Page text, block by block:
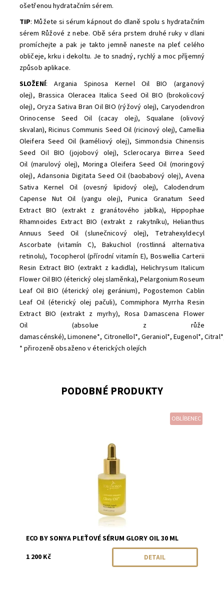
ošetřenou hydratačním sérem.
TIP: Můžete si sérum kápnout do dlaně spolu s hydratačním
sérem Růžové z nebe. Obě séra prstem druhé ruky v dlani
promíchejte a pak je takto jemně naneste na pleť celého
obličeje, krku i dekoltu. Je to snadný, rychlý a moc příjemný
způsob aplikace.
SLOŽENÍ: Argania Spinosa Kernel Oil BIO (arganový
olej), Brassica Oleracea Italica Seed Oil BIO (brokolicový
olej), Oryza Sativa Bran Oil BIO (rýžový olej), Caryodendron
Orinocense Seed Oil (cacay olej), Squalane (olivový
skvalan), Ricinus Communis Seed Oil (ricinový olej), Camellia
Oleifera Seed Oil (kaméliový olej), Simmondsia Chinensis
Seed Oil BIO (jojobový olej), Sclerocarya Birrea Seed
Oil (marulový olej), Moringa Oleifera Seed Oil (moringový
olej), Adansonia Digitata Seed Oil (baobabový olej), Avena
Sativa Kernel Oil (ovesný lipidový olej), Calodendrum
Capense Nut Oil (yangu olej), Punica Granatum Seed
Extract BIO (extrakt z granátového jablka), Hippophae
Rhamnoides Extract BIO (extrakt z rakytníku), Helianthus
Annuus Seed Oil (slunečnicový olej), Tetrahexyldecyl
Ascorbate (vitamín C), Bakuchiol (rostlinná alternativa
retinolu), Tocopherol (přírodní vitamín E), Boswellia Carterii
Resin Extract BIO (extrakt z kadidla), Helichrysum Italicum
Flower Oil BIO (éterický olej slaměnka), Pelargonium Roseum
Leaf Oil BIO (éterický olej geránium), Pogostemon Cablin
Leaf Oil (éterický olej pačuli), Commiphora Myrrha Resin
Extract BIO (extrakt z myrhy), Rosa Damascena Flower
Oil (absolue z růže
damascénské), Limonene*, Citronellol*, Geraniol*, Eugenol*,
* přirozeně obsaženo v éterických olejích
PODOBNÉ PRODUKTY
OBLÍBENEC
ECO BY SONYA PLEŤOVÉ SÉRUM GLORY OIL 30 ML
1 200 Kč
DETAIL